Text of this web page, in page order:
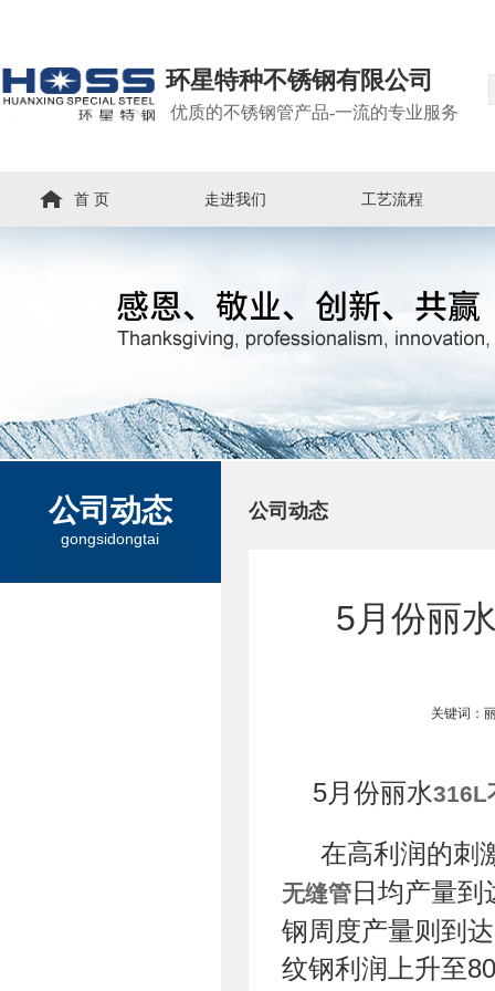
环星特种不锈钢有限公司
优质的不锈钢管产品-一流的专业服务
首 页 走进我们 工艺流程
公司动态
gongsidongtai
公司动态
5月份丽
关键词：
5月份丽水316L
在高利润的刺
无缝管 日均产量
钢周度产量则到
纹钢利润上升至